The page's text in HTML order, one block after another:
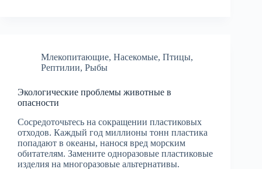
Млекопитающие, Насекомые, Птицы,
Рептилии, Рыбы
Экологические проблемы животные в
опасности
Сосредоточьтесь на сокращении пластиковых
отходов. Каждый год миллионы тонн пластика
попадают в океаны, нанося вред морским
обитателям. Замените одноразовые пластиковые
изделия на многоразовые альтернативы.